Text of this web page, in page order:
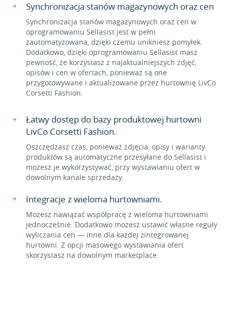
Synchronizacja stanów magazynowych oraz cen
Synchronizacja stanów magazynowych oraz cen w
oprogramowaniu Sellasist jest w pełni
zautomatyzowana, dzięki czemu unikniesz pomyłek.
Dodatkowo, dzięki oprogramowaniu Sellasist masz
pewność, że korzystasz z najaktualniejszych zdjęć,
opisów i cen w ofertach, ponieważ są one
przygotowywane i aktualizowane przez hurtownię LivCo
Corsetti Fashion.
Łatwy dostęp do bazy produktowej hurtowni
LivCo Corsetti Fashion.
Oszczędzasz czas, ponieważ zdjęcia, opisy i warianty
produktów są automatyczne przesyłane do Sellasist i
możesz je wykorzystywać, przy wystawianiu ofert w
dowolnym kanale sprzedaży.
Integracje z wieloma hurtowniami.
Możesz nawiązać współpracę z wieloma hurtowniami
jednocześnie. Dodatkowo możesz ustawić własne reguły
wyliczania cen — inne dla każdej zintegrowanej
hurtowni. Z opcji masowego wystawiania ofert
skorzystasz na dowolnym marketplace.